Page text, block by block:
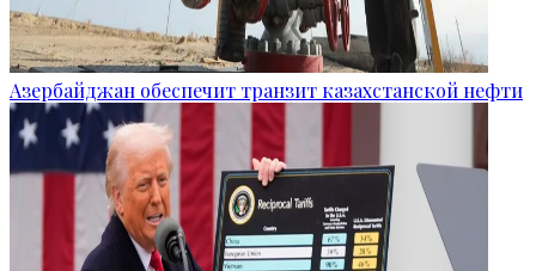
Азербайджан обеспечит транзит казахстанской нефти